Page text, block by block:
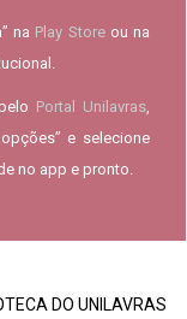
na Play Storeou na
Portal Unilavras,
e selecione
no app e pronto.
DO UNILAVRAS